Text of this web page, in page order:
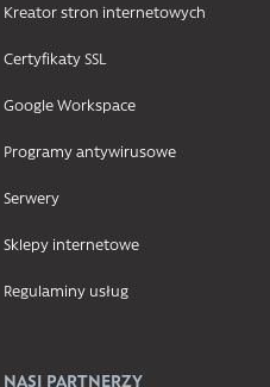
Kreator stron internetowych
Certyfikaty SSL
Google Workspace
Programy antywirusowe
Serwery
Sklepy internetowe
Regulaminy usług
NASI PARTNERZY